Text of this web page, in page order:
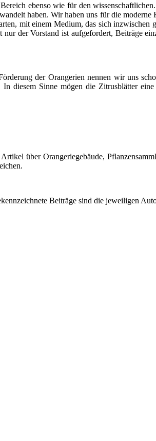
ebenso wie für den
haben. Wir haben uns für die moderne
mit einem Medium, das sich
der Vorstand ist aufgefordert, Beiträge
der Orangerien nennen wir uns
diesem Sinne mögen die Zitrusblätter
über Orangeriegebäude,
Beiträge sind die jeweiligen